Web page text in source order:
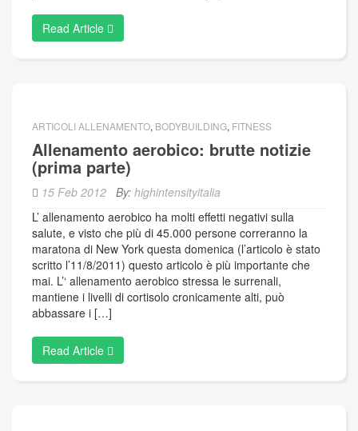
Read Article
ARTICOLI ALLENAMENTO, BODYBUILDING, FITNESS
Allenamento aerobico: brutte notizie
(prima parte)
15 Feb 2012 By: highintensityitalia
L’ allenamento aerobico ha molti effetti negativi sulla
salute, e visto che più di 45.000 persone correranno la
maratona di New York questa domenica (l’articolo è stato
scritto l’11/8/2011) questo articolo è più importante che
mai. L’‘ allenamento aerobico stressa le surrenali,
mantiene i livelli di cortisolo cronicamente alti, può
abbassare i […]
Read Article